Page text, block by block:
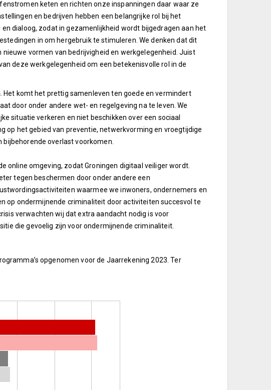
keten en richten onze inspanningen daar waar ze
en bedrijven hebben een belangrijke rol bij het
dialoog, zodat in gezamenlijkheid wordt bijgedragen aan het
in om hergebruik te stimuleren. We denken dat dit
vormen van bedrijvigheid en werkgelegenheid. Juist
deze werkgelegenheid om een betekenisvolle rol in de
Het komt het prettig samenleven ten goede en vermindert
door onder andere wet- en regelgeving na te leven. We
situatie verkeren en niet beschikken over een sociaal
op het gebied van preventie, netwerkvorming en vroegtijdige
overlast voorkomen.
online omgeving, zodat Groningen digitaal veiliger wordt.
tegen beschermen door onder andere een
waarmee we inwoners, ondernemers en
op ondermijnende criminaliteit door activiteiten succesvol te
verwachten wij dat extra aandacht nodig is voor
die gevoelig zijn voor ondermijnende criminaliteit.
opgenomen voor de Jaarrekening 2023. Ter